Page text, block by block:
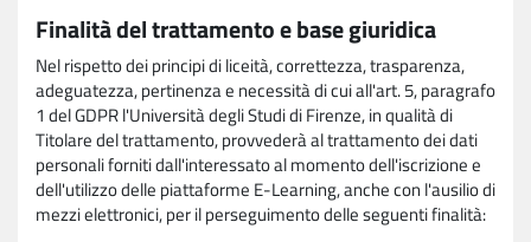
Finalità del trattamento e base giuridica
Nel rispetto dei principi di liceità, correttezza, trasparenza,
adeguatezza, pertinenza e necessità di cui all'art. 5, paragrafo
1 del GDPR l'Università degli Studi di Firenze, in qualità di
Titolare del trattamento, provvederà al trattamento dei dati
personali forniti dall'interessato al momento dell'iscrizione e
dell'utilizzo delle piattaforme E-Learning, anche con l'ausilio di
mezzi elettronici, per il perseguimento delle seguenti finalità: